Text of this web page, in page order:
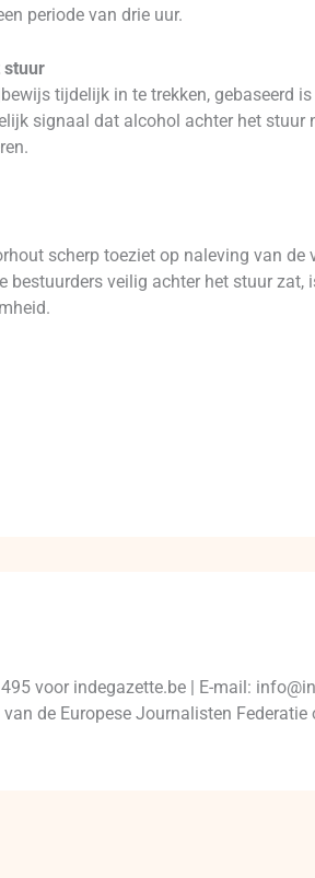
periode van drie uur.
stuur
tijdelijk in te trekken, gebaseerd
signaal dat alcohol achter het stuur
scherp toeziet op naleving van
bestuurders veilig achter het stuur
voor indegazette.be | E-mail:
de Europese Journalisten